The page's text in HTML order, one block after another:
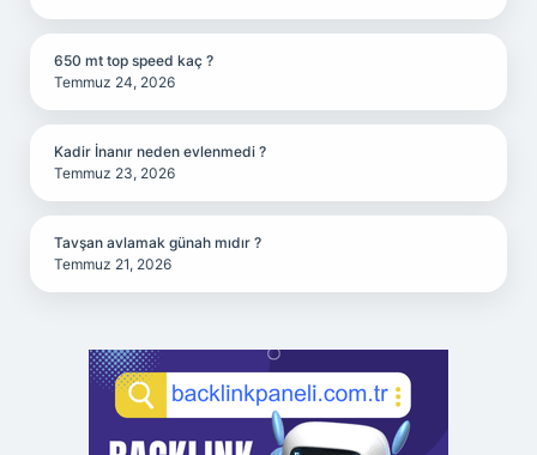
650 mt top speed kaç ?
Temmuz 24, 2026
Kadir İnanır neden evlenmedi ?
Temmuz 23, 2026
Tavşan avlamak günah mıdır ?
Temmuz 21, 2026